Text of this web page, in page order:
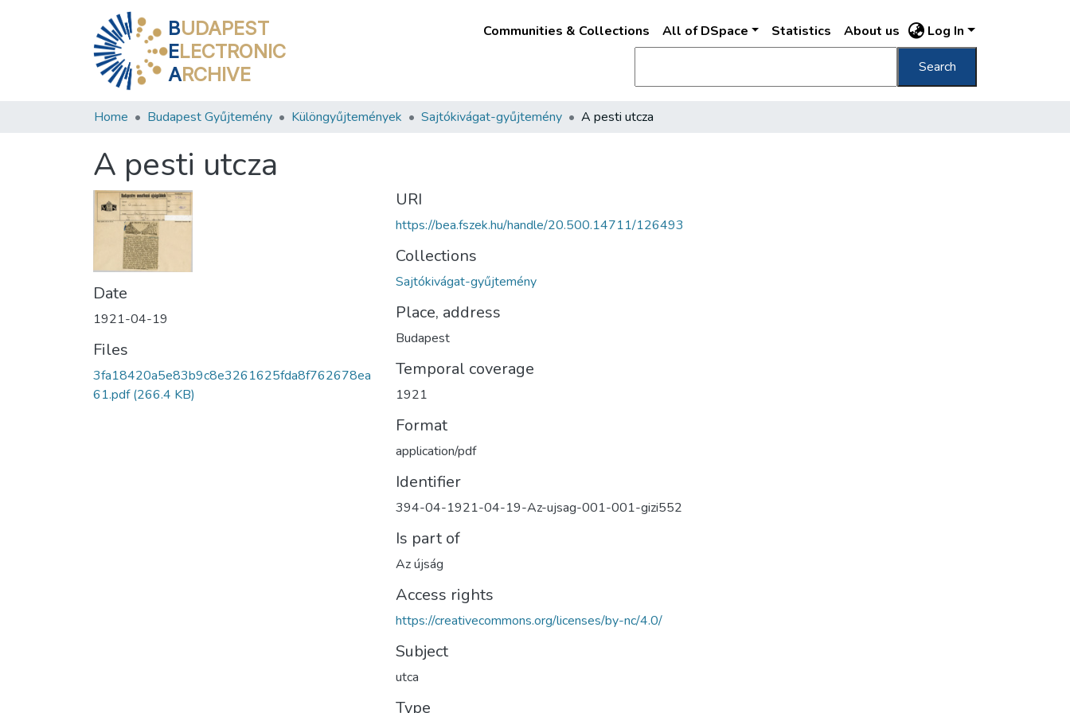
BUDAPEST
ELECTRONIC
ARCHIVE
Communities & Collections All of DSpace Statistics About us Log In
Search
Home Budapest Gyűjtemény Különgyűjtemények Sajtókivágat-gyűjtemény A pesti utcza
A pesti utcza
Date
1921-04-19
Files
3fa18420a5e83b9c8e3261625fda8f762678ea
61.pdf(266.4 KB)
URI
https://bea.fszek.hu/handle/20.500.14711/126493
Collections
Sajtókivágat-gyűjtemény
Place, address
Budapest
Temporal coverage
1921
Format
application/pdf
Identifier
394-04-1921-04-19-Az-ujsag-001-001-gizi552
Is part of
Az újság
Access rights
https://creativecommons.org/licenses/by-nc/4.0/
Subject
utca
Type